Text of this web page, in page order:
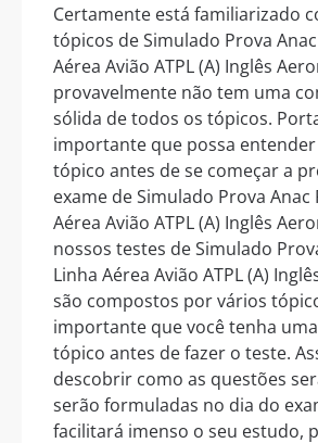
Certamente está familiarizado
tópicos de Simulado Prova
Aérea Avião ATPL (A) Inglês
provavelmente não tem uma
sólida de todos os tópicos.
importante que possa
tópico antes de se começar a
exame de Simulado Prova
Aérea Avião ATPL (A) Inglês
nossos testes de Simulado
Linha Aérea Avião ATPL (A)
são compostos por vários
importante que você tenha
tópico antes de fazer o teste.
descobrir como as questões
serão formuladas no dia do
facilitará imenso o seu estudo,